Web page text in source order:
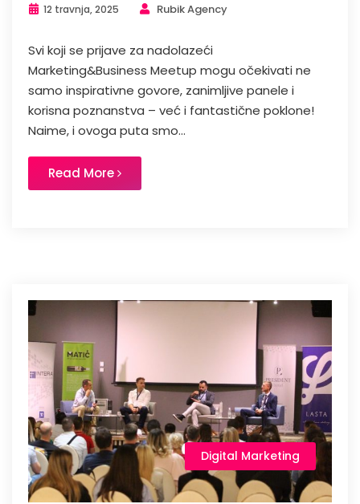
12 travnja, 2025 Rubik Agency
Svi koji se prijave za nadolazeći
Marketing&Business Meetup mogu očekivati ne
samo inspirativne govore, zanimljive panele i
korisna poznanstva – već i fantastične poklone!
Naime, i ovoga puta smo...
Read More
Digital Marketing